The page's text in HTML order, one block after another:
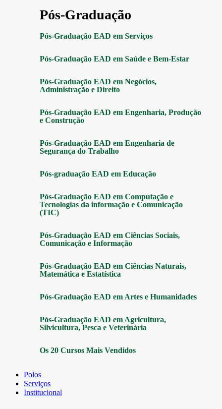
Pós-Graduação
Pós-Graduação EAD em Serviços
Pós-Graduação EAD em Saúde e Bem-Estar
Pós-Graduação EAD em Negócios,
Administração e Direito
Pós-Graduação EAD em Engenharia, Produção
e Construção
Pós-Graduação EAD em Engenharia de
Segurança do Trabalho
Pós-graduação EAD em Educação
Pós-Graduação EAD em Computação e
Tecnologias da informação e Comunicação
(TIC)
Pós-Graduação EAD em Ciências Sociais,
Comunicação e Informação
Pós-Graduação EAD em Ciências Naturais,
Matemática e Estatística
Pós-Graduação EAD em Artes e Humanidades
Pós-Graduação EAD em Agricultura,
Silvicultura, Pesca e Veterinária
Os 20 Cursos Mais Vendidos
Polos
Serviços
Institucional